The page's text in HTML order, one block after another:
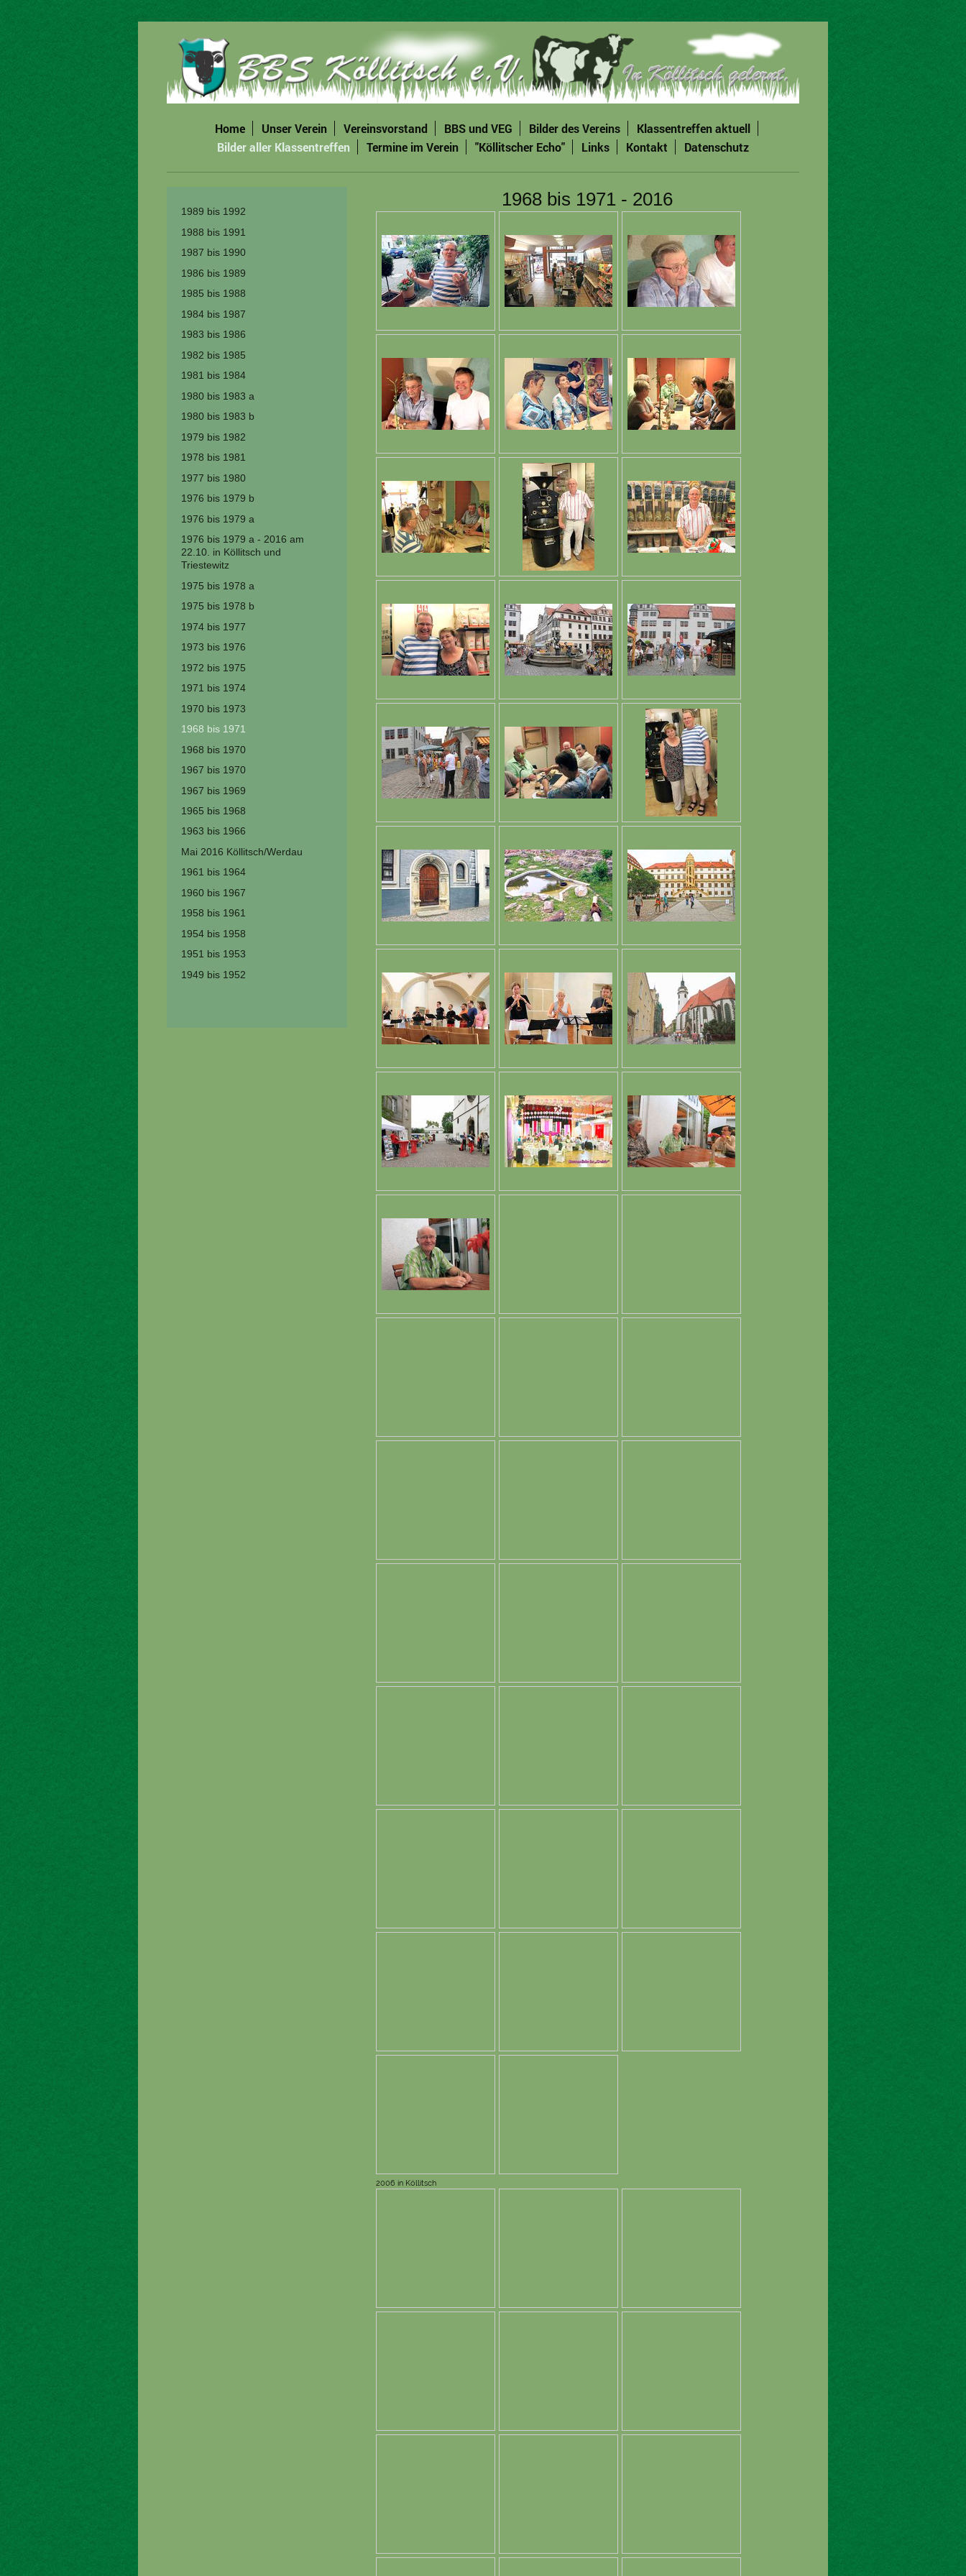
Home Unser Verein Vereinsvorstand BBS und VEG Bilder des Vereins
Klassentreffen aktuell
Bilder aller Klassentreffen
Termine im Verein "Köllitscher Echo" Links Kontakt Datenschutz
1968 bis 1971 - 2016
2006 in Köllitsch
1989 bis 1992
1988 bis 1991
1987 bis 1990
1986 bis 1989
1985 bis 1988
1984 bis 1987
1983 bis 1986
1982 bis 1985
1981 bis 1984
1980 bis 1983 a
1980 bis 1983 b
1979 bis 1982
1978 bis 1981
1977 bis 1980
1976 bis 1979 b
1976 bis 1979 a
1976 bis 1979 a - 2016 am
22.10. in Köllitsch und
Triestewitz
1975 bis 1978 a
1975 bis 1978 b
1974 bis 1977
1973 bis 1976
1972 bis 1975
1971 bis 1974
1970 bis 1973
1968 bis 1971
1968 bis 1970
1967 bis 1970
1967 bis 1969
1965 bis 1968
1963 bis 1966
Mai 2016 Köllitsch/Werdau
1961 bis 1964
1960 bis 1967
1958 bis 1961
1954 bis 1958
1951 bis 1953
1949 bis 1952